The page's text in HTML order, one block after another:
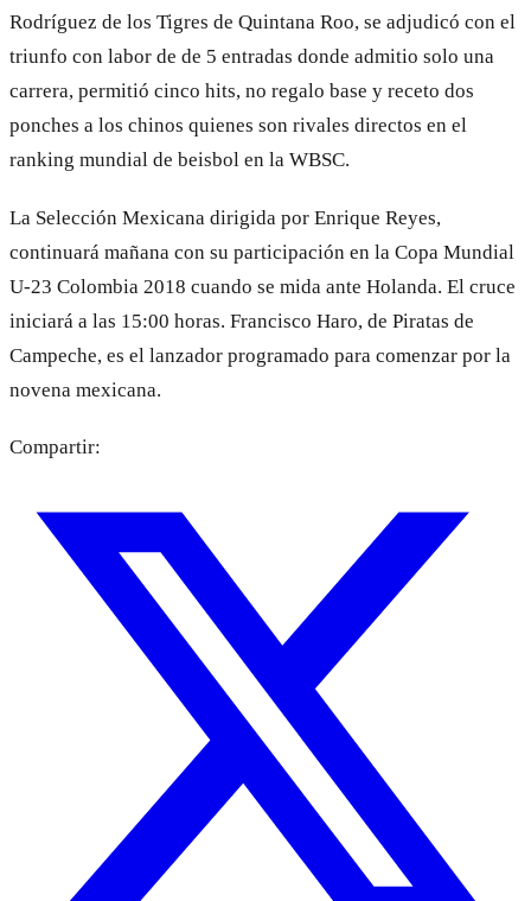
Rodríguez de los Tigres de Quintana Roo, se adjudicó con el
triunfo con labor de de 5 entradas donde admitio solo una
carrera, permitió cinco hits, no regalo base y receto dos
ponches a los chinos quienes son rivales directos en el
ranking mundial de beisbol en la WBSC.
La Selección Mexicana dirigida por Enrique Reyes,
continuará mañana con su participación en la Copa Mundial
U-23 Colombia 2018 cuando se mida ante Holanda. El cruce
iniciará a las 15:00 horas. Francisco Haro, de Piratas de
Campeche, es el lanzador programado para comenzar por la
novena mexicana.
Compartir: